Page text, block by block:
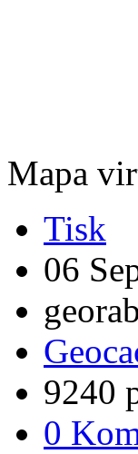
Mapa
Tisk
06
9240
0